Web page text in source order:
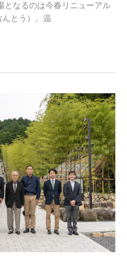
なるのは今春リニューアル
んとう）。温